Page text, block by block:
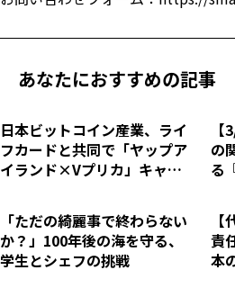
あなたにおすすめの記事
日本ビットコイン産業、ライ
フカードと共同で「ヤップア
イランド×Vプリカ」キャン
の
る
る
「ただの綺麗事で終わらない
か？」100年後の海を守る、
学生とシェフの挑戦
責
本